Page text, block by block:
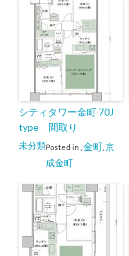
シティタワー金町 70J
type 間取り
Posted in
未分類 金町 京
成金町